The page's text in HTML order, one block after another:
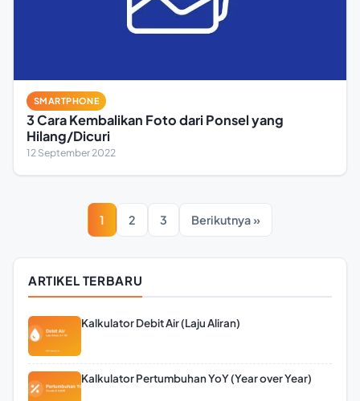
SMARTPHONE
3 Cara Kembalikan Foto dari Ponsel yang
Hilang/Dicuri
12 September 2022
1 2 3 Berikutnya »
ARTIKEL TERBARU
Kalkulator Debit Air (Laju Aliran)
Kalkulator Pertumbuhan YoY (Year over Year)